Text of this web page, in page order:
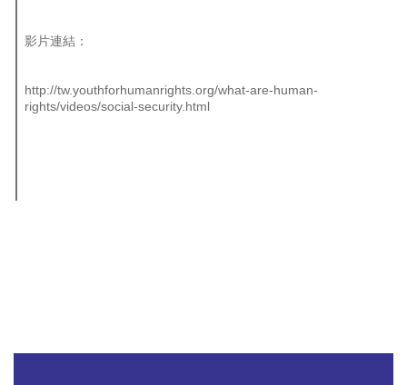
影片連結：
http://tw.youthforhumanrights.org/what-are-human-
rights/videos/social-security.html